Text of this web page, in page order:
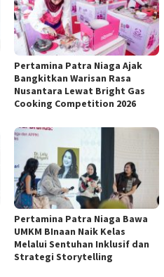
Pertamina Patra Niaga Ajak
Bangkitkan Warisan Rasa
Nusantara Lewat Bright Gas
Cooking Competition 2026
Pertamina Patra Niaga Bawa
UMKM BInaan Naik Kelas
Melalui Sentuhan Inklusif dan
Strategi Storytelling